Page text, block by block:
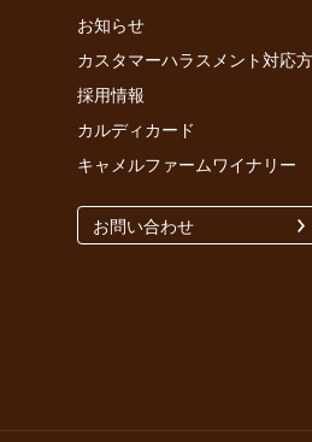
お知らせ
カスタマーハラスメント対応
採用情報
カルディカード
キャメルファームワイナリー
お問い合わせ